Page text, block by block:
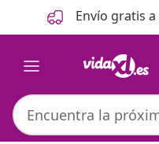
Anterior
Siguiente Envío gratis